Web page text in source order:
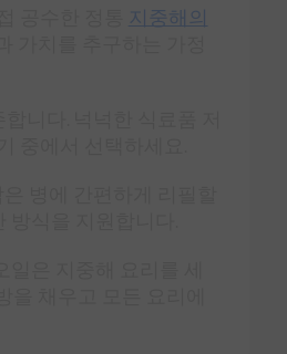
지중해의